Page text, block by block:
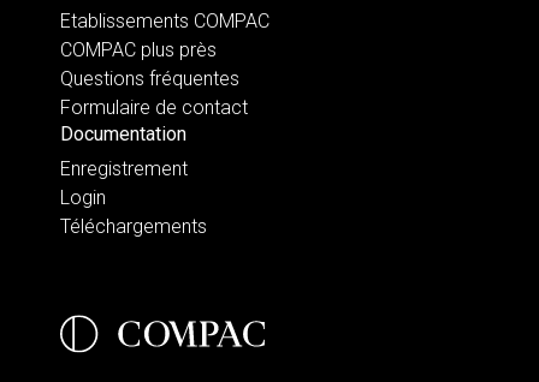
Etablissements COMPAC
COMPAC plus près
Questions fréquentes
Formulaire de contact
Documentation
Enregistrement
Login
Téléchargements